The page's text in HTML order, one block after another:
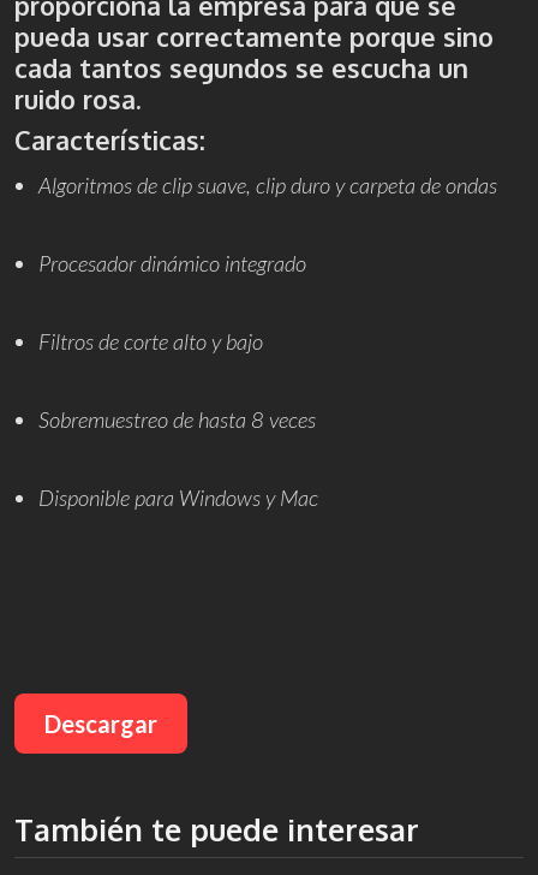
pueda usar correctamente porque sino
cada tantos segundos se escucha un
ruido rosa.
Características:
Algoritmos de clip suave, clip duro y carpeta de ondas
Procesador dinámico integrado
Filtros de corte alto y bajo
Sobremuestreo de hasta 8 veces
Disponible para Windows y Mac
Descargar
También te puede interesar